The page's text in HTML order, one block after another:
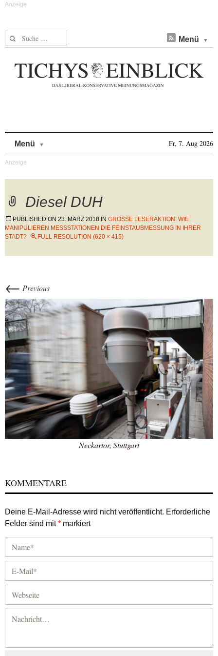
Suche nach: Menü
Menü Fr, 7. Aug 2026
Diesel DUH
PUBLISHED ON 23. MÄRZ 2018 IN GROSSE LESERAKTION: WIE M
ANIPULIEREN MESSSTATIONEN DIE FEINSTAUBMESSUNG IN IHRER S
TADT?
FULL RESOLUTION (620 × 415)
← Previous
Neckartor, Stuttgart
KOMMENTARE
Deine E-Mail-Adresse wird nicht veröffentlicht. Erforderliche
Felder sind mit* markiert